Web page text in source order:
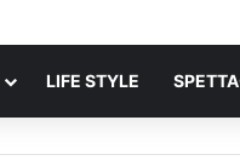
LIFE STYLE